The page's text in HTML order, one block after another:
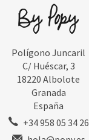
Polígono Juncaril
C/ Huéscar, 3
18220 Albolote
Granada
España
+34 958 05 34 26